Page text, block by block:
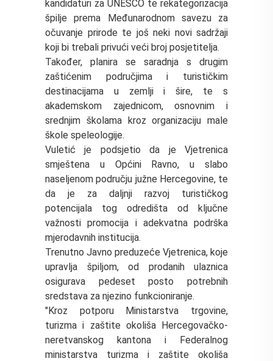
kandidaturi za UNESCO te rekategorizacija
špilje prema Međunarodnom savezu za
očuvanje prirode te još neki novi sadržaji
koji bi trebali privući veći broj posjetitelja.
Također, planira se saradnja s drugim
zaštićenim područjima i turističkim
destinacijama u zemlji i šire, te s
akademskom zajednicom, osnovnim i
srednjim školama kroz organizaciju male
škole speleologije.
Vuletić je podsjetio da je Vjetrenica
smještena u Općini Ravno, u slabo
naseljenom području južne Hercegovine, te
da je za daljnji razvoj turističkog
potencijala tog odredišta od ključne
važnosti promocija i adekvatna podrška
mjerodavnih institucija.
Trenutno Javno preduzeće Vjetrenica, koje
upravlja špiljom, od prodanih ulaznica
osigurava pedeset posto potrebnih
sredstava za njezino funkcioniranje.
"Kroz potporu Ministarstva trgovine,
turizma i zaštite okoliša Hercegovačko-
neretvanskog kantona i Federalnog
ministarstva turizma i zaštite okoliša